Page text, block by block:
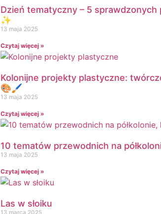
Dzień tematyczny – 5 sprawdzonych
✨
13 maja 2025
Czytaj więcej »
Kolonijne projekty plastyczne:
🎨🖌️
13 maja 2025
Czytaj więcej »
10 tematów przewodnich na
13 maja 2025
Czytaj więcej »
Las w słoiku
13 marca 2025